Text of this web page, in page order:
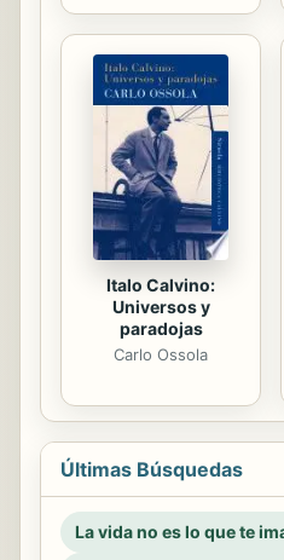
Italo Calvino:
Universos y
paradojas
Carlo Ossola
Últimas Búsquedas
La vida no es lo que te